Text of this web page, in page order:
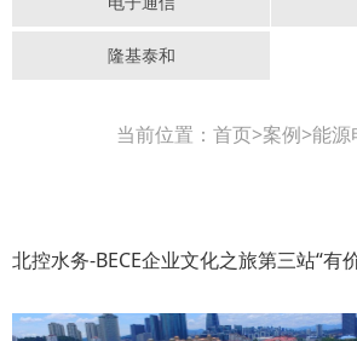
隆基泰和
当前位置：首页>案例>能源
北控水务-BECE企业文化之旅第三站“有